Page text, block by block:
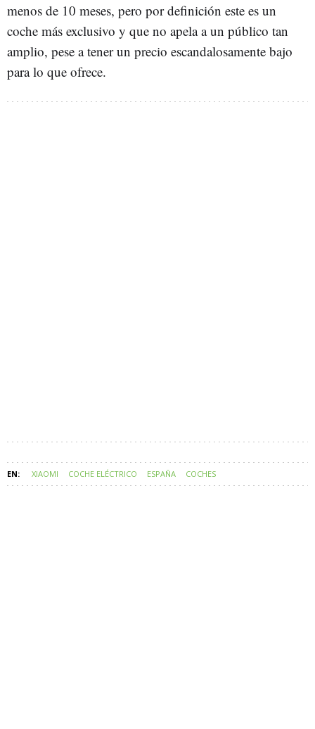
menos de 10 meses, pero por definición este es un
coche más exclusivo y que no apela a un público tan
amplio, pese a tener un precio escandalosamente bajo
para lo que ofrece.
XIAOMI COCHE ELÉCTRICO ESPAÑA COCHES